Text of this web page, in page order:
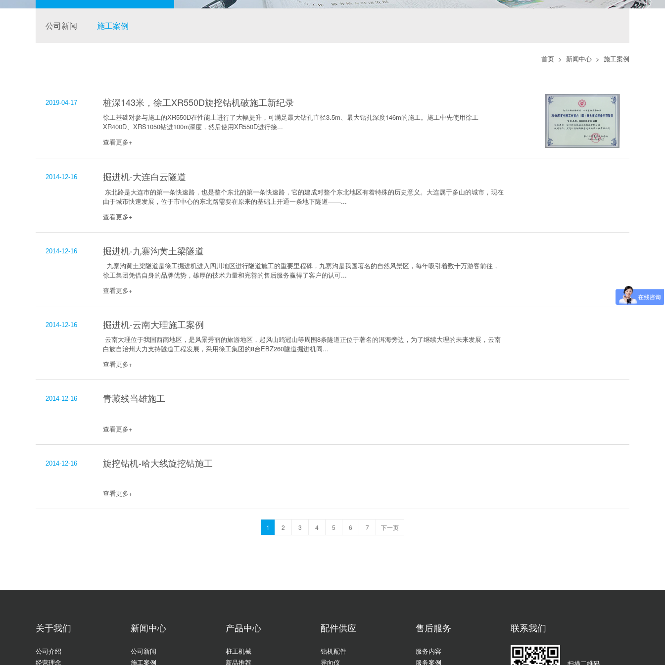
公司新闻 施工案例
首页 > 新闻中心 > 施工案例
2019-04-17 桩深143米，徐工XR550D旋挖钻机破施工新纪录
徐工基础对参与施工的XR550D在性能上进行了大幅提升，可满足最大钻孔直径3.5m、最大钻孔深度146m的施工。施工中先使用徐工
XR400D、XRS1050钻进100m深度，然后使用XR550D进行接...
查看更多+
2014-12-16 掘进机-大连白云隧道
东北路是大连市的第一条快速路，也是整个东北的第一条快速路，它的建成对整个东北地区有着特殊的历史意义。大连属于多山的城市，现在
由于城市快速发展，位于市中心的东北路需要在原来的基础上开通一条地下隧道——...
查看更多+
2014-12-16 掘进机-九寨沟黄土梁隧道
九寨沟黄土梁隧道是徐工掘进机进入四川地区进行隧道施工的重要里程碑，九寨沟是我国著名的自然风景区，每年吸引着数十万游客前往，
徐工集团凭借自身的品牌优势，雄厚的技术力量和完善的售后服务赢得了客户的认可...
查看更多+
2014-12-16 掘进机-云南大理施工案例
云南大理位于我国西南地区，是风景秀丽的旅游地区，起风山鸡冠山等周围8条隧道正位于著名的洱海旁边，为了继续大理的未来发展，云南
白族自治州大力支持隧道工程发展，采用徐工集团的8台EBZ260隧道掘进机同...
查看更多+
2014-12-16 青藏线当雄施工
查看更多+
2014-12-16 旋挖钻机-哈大线旋挖钻施工
查看更多+
1 2 3 4 5 6 7 下一页
关于我们
公司介绍
经营理念
新闻中心
公司新闻
施工案例
产品中心
桩工机械
新品推荐
配件供应
钻机配件
导向仪
售后服务
服务内容
服务案例
联系我们